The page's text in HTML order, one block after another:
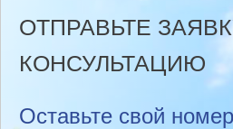
ОТПРАВЬТЕ
КОНСУЛЬТАЦИЮ
Оставьте свой